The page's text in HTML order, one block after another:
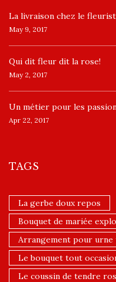
La livraison chez le
May 9, 2017
​Qui dit fleur dit la rose!
May 2, 2017
Un ​métier pour les
Apr 22, 2017
TAGS
La gerbe doux repos
Bouquet de mariée
Arrangement pour urne
Le bouquet tout
Le coussin de tendre